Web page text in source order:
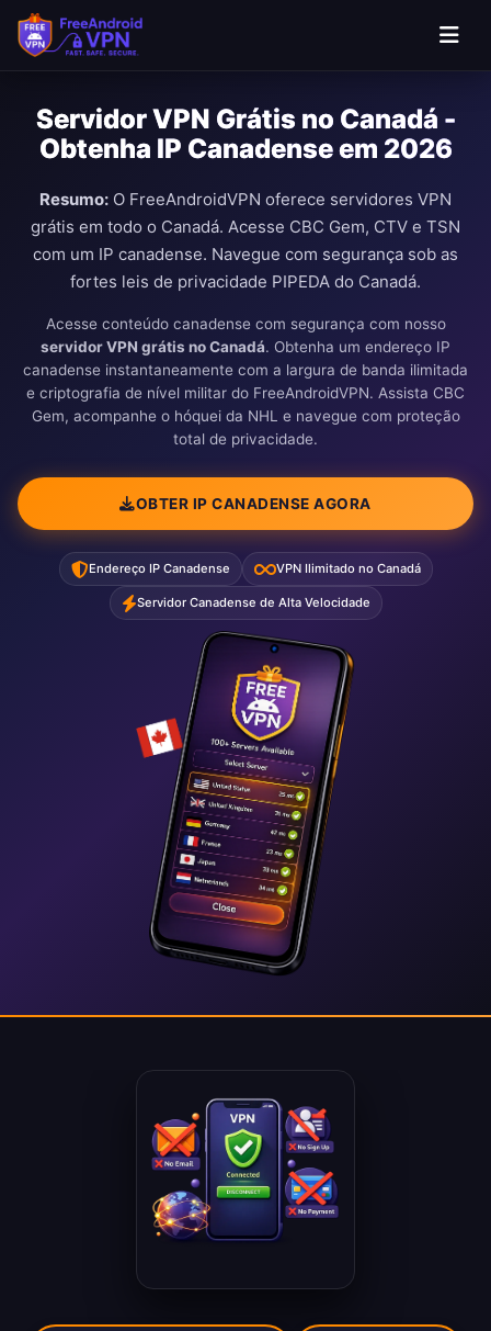
Ir para o conteúdo principal
Servidor VPN Grátis no Canadá -
Obtenha IP Canadense em 2026
Resumo: O FreeAndroidVPN oferece servidores VPN
grátis em todo o Canadá. Acesse CBC Gem, CTV e TSN
com um IP canadense. Navegue com segurança sob as
fortes leis de privacidade PIPEDA do Canadá.
Acesse conteúdo canadense com segurança com nosso
servidor VPN grátis no Canadá. Obtenha um endereço IP
canadense instantaneamente com a largura de banda ilimitada
e criptografia de nível militar do FreeAndroidVPN. Assista CBC
Gem, acompanhe o hóquei da NHL e navegue com proteção
total de privacidade.
OBTER IP CANADENSE AGORA
Endereço IP Canadense VPN Ilimitado no Canadá
Servidor Canadense de Alta Velocidade